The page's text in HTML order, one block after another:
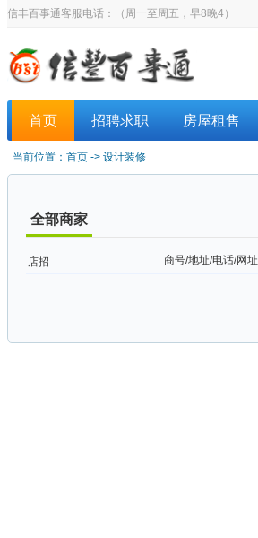
信丰百事通客服电话： （周一至周五，早8晚4）
首页 招聘求职 房屋租售
当前位置： 首页 -> 设计装修
全部商家
店招 商号/地址/电话/网址